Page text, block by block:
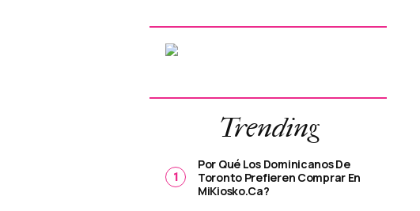
Trending
Por Qué Los Dominicanos De
Toronto Prefieren Comprar En
MiKiosko.ca?